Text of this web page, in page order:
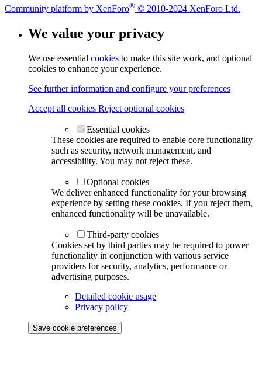
Community platform by XenForo® © 2010-2024 XenForo Ltd.
We value your privacy
We use essential cookies to make this site work, and optional
cookies to enhance your experience.
See further information and configure your preferences
Accept all cookies Reject optional cookies
Essential cookies
These cookies are required to enable core functionality
such as security, network management, and
accessibility. You may not reject these.
Optional cookies
We deliver enhanced functionality for your browsing
experience by setting these cookies. If you reject them,
enhanced functionality will be unavailable.
Third-party cookies
Cookies set by third parties may be required to power
functionality in conjunction with various service
providers for security, analytics, performance or
advertising purposes.
Detailed cookie usage
Privacy policy
Save cookie preferences